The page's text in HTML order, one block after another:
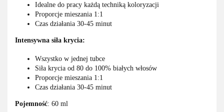
Idealne do pracy każdą techniką koloryzacji
Proporcje mieszania 1:1
Czas działania 30-45 minut
Intensywna siła krycia:
Wszystko w jednej tubce
Siła krycia od 80 do 100% białych włosów
Proporcje mieszania 1:1
Czas działania 30-45 minut
Pojemność: 60 ml